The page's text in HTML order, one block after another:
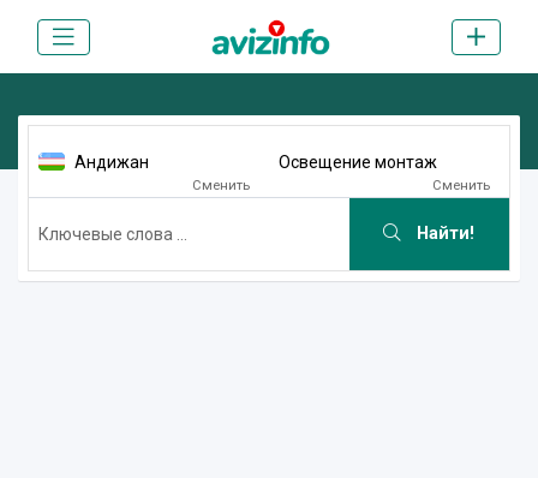
Андижан
Сменить
Освещение монтаж
Сменить
Найти!